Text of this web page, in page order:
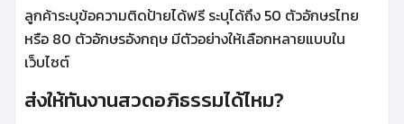
ลูกค้าระบุข้อความติดป้ายได้ฟรี ระบุได้ถึง 50 ตัวอักษรไทย
หรือ 80 ตัวอักษรอังกฤษ มีตัวอย่างให้เลือกหลายแบบใน
เว็บไซต์
ส่งให้ทันงานสวดอภิธรรมได้ไหม?